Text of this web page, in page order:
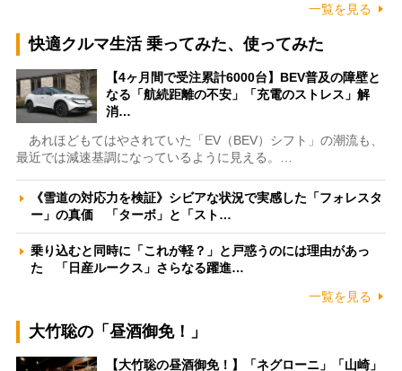
一覧を見る
快適クルマ生活 乗ってみた、使ってみた
【4ヶ月間で受注累計6000台】BEV普及の障壁と
なる「航続距離の不安」「充電のストレス」解
消…
あれほどもてはやされていた「EV（BEV）シフト」の潮流も、
最近では減速基調になっているように見える。…
《雪道の対応力を検証》シビアな状況で実感した「フォレスタ
ー」の真価 「ターボ」と「スト…
乗り込むと同時に「これが軽？」と戸惑うのには理由があっ
た 「日産ルークス」さらなる躍進…
一覧を見る
大竹聡の「昼酒御免！」
【大竹聡の昼酒御免！】「ネグローニ」「山崎」